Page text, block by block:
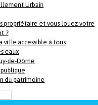
Urbain
propriétaire et vous louez votre
?
ville accessible à tous
eaux
de-Dôme
du patrimoine